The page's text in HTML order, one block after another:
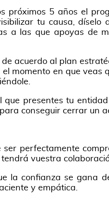
próximos 5 años el
tu causa, díselo
a las que apoyas de
acuerdo al plan
momento en que veas
que presentes tu
conseguir cerrar un
perfectamente
vuestra
la confianza se gana
y empática.